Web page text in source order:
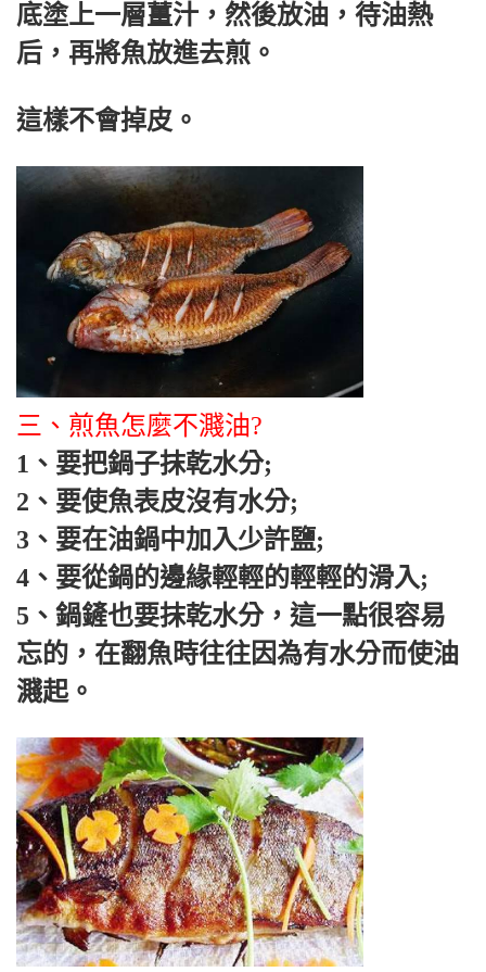
底塗上一層薑汁，然後放油，待油熱
后，再將魚放進去煎。
這樣不會掉皮。
三、煎魚怎麼不濺油?
1、要把鍋子抹乾水分;
2、要使魚表皮沒有水分;
3、要在油鍋中加入少許鹽;
4、要從鍋的邊緣輕輕的輕輕的滑入;
5、鍋鏟也要抹乾水分，這一點很容易
忘的，在翻魚時往往因為有水分而使油
濺起。